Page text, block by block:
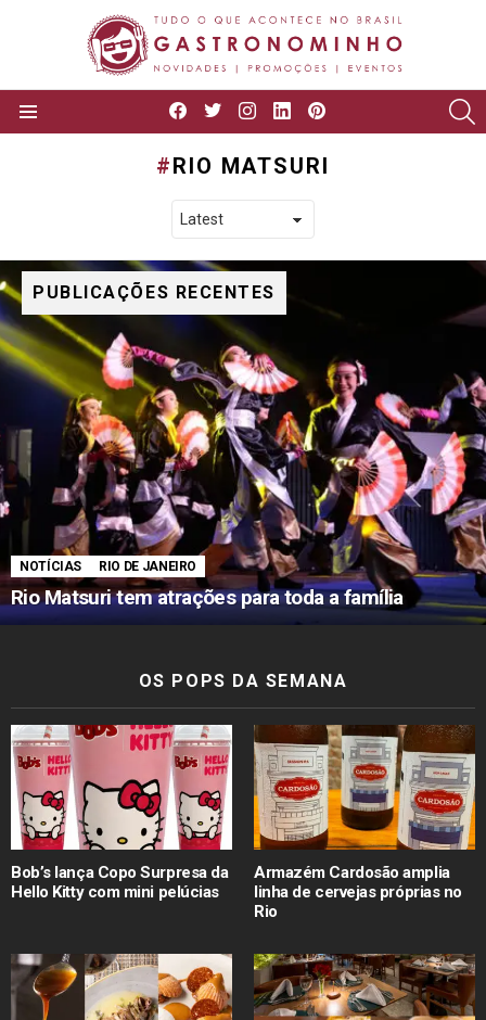
facebooktwitterinstagram
linkedin
RIO MATSURI
PUBLICAÇÕES RECENTES
NOTÍCIAS RIO DE JANEIRO
Rio Matsuri tem atrações para toda a família
OS POPS DA SEMANA
Bob’s lança Copo Surpresa da
Hello Kitty com mini pelúcias
Armazém Cardosão amplia
linha de cervejas próprias no
Rio